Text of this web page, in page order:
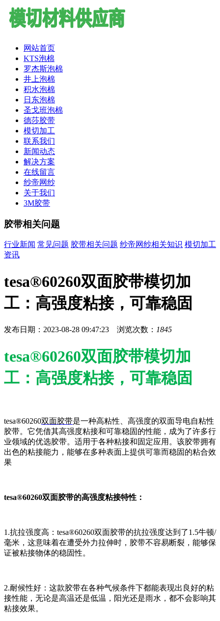
网站首页
KTS泡棉
罗杰斯泡棉
井上泡棉
积水泡棉
日东泡棉
圣戈班泡棉
德莎胶带
模切加工
联系我们
新闻动态
解决方案
在线留言
纱帝网纱
关于我们
3M胶带
胶带相关问题
行业新闻 常见问题 胶带相关问题 纱帝网纱相关知识 模切加工
资讯
tesa®60260双面胶带模切加
工：高强度粘接，可靠稳固
发布日期：2023-08-28 09:47:23 浏览次数： 1845
tesa®60260双面胶带模切加
工：高强度粘接，可靠稳固
tesa®60260双面胶带是一种高粘性、高强度的双面导电自粘性
胶带。它凭借其高强度粘接和可靠稳固的性能，成为了许多行
业领域的优选胶带。适用于各种粘接和固定应用。该胶带拥有
出色的粘接能力，能够在多种表面上提供可靠而稳固的粘合效
果
tesa®60260双面胶带的高强度粘接特性：
1.抗拉强度高：tesa®60260双面胶带的抗拉强度达到了1.5牛顿/
毫米，这意味着在遭受外力拉伸时，胶带不容易断裂，能够保
证被粘接物体的稳固性。
2.耐候性好：这款胶带在各种气候条件下都能表现出良好的粘
接性能，无论是高温还是低温，阳光还是雨水，都不会影响其
粘接效果。